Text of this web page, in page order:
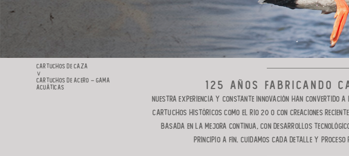
CARTUCHOS DE CAZA
∨
CARTUCHOS DE ACERO – GAMA
ACUÁTICAS
125 AÑOS FABRICANDO
Nuestra experiencia y constante innovación han convertido a
cartuchos históricos como el RIO 20 o con creaciones
basada en la mejora continua, con desarrollos
principio a fin. Cuidamos cada detalle y